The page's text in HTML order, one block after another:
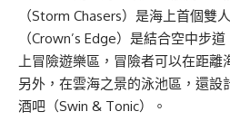
（Storm Chasers）是海上首個雙
（Crown’s Edge）是結合空中步
上冒險遊樂區，冒險者可以在距離
另外，在雲海之景的泳池區，還設
酒吧（Swin & Tonic）。